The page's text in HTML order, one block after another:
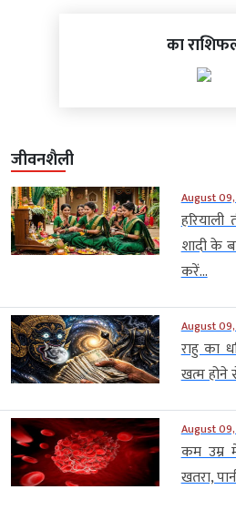
का
जीवनशैली
August
शादी के
करें...
August
राहु का
खत्म होने
August
कम उम्र
खतरा,